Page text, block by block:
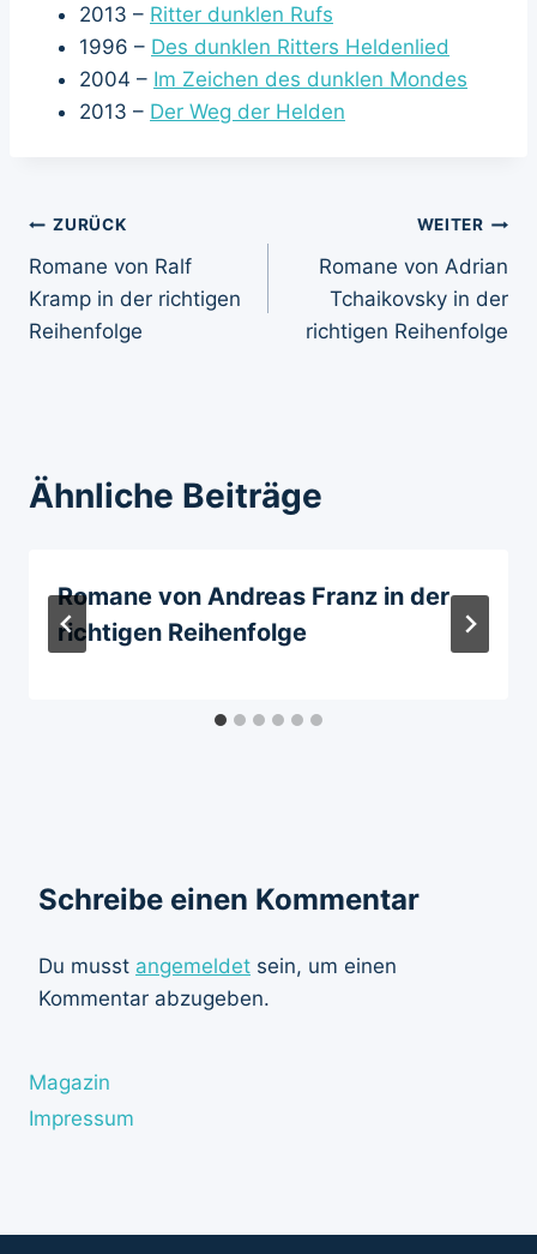
2013 – Ritter dunklen Rufs
1996 – Des dunklen Ritters Heldenlied
2004 – Im Zeichen des dunklen Mondes
2013 – Der Weg der Helden
Beitragsnavigation
ZURÜCK
Romane von Ralf
Kramp in der richtigen
Reihenfolge
WEITER
Romane von Adrian
Tchaikovsky in der
richtigen Reihenfolge
Ähnliche Beiträge
Romane von Andreas Franz in der
richtigen Reihenfolge
Schreibe einen Kommentar
Du musst angemeldet sein, um einen
Kommentar abzugeben.
Magazin
Impressum